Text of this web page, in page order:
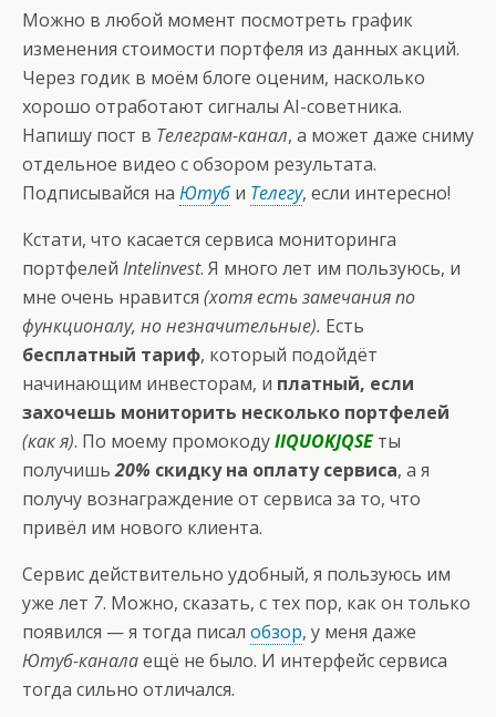
Можно в любой момент посмотреть график
изменения стоимости портфеля из данных акций.
Через годик в моём блоге оценим, насколько
хорошо отработают сигналы AI-советника.
Напишу пост в Телеграм-канал, а может даже сниму
отдельное видео с обзором результата.
Подписывайся на Ютуби Телегу, если интересно!
Кстати, что касается сервиса мониторинга
портфелей Intelinvest. Я много лет им пользуюсь, и
мне очень нравится (хотя есть замечания по
функционалу, но незначительные). Есть
бесплатный тариф, который подойдёт
начинающим инвесторам, и платный, если
захочешь мониторить несколько портфелей
(как я). По моему промокодуIIQUOKJQSEты
получишь20% скидку на оплату сервиса, а я
получу вознаграждение от сервиса за то, что
привёл им нового клиента.
Сервис действительно удобный, я пользуюсь им
уже лет 7. Можно, сказать, с тех пор, как он только
появился — я тогда писал обзор, у меня даже
Ютуб-каналаещё не было. И интерфейс сервиса
тогда сильно отличался.